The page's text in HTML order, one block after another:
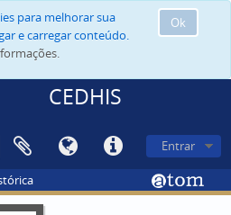
Ok
para melhorar sua
e carregar conteúdo.
CEDHIS
Entrar